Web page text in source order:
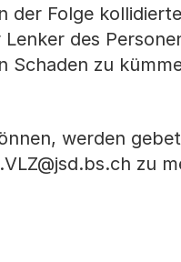
der Folge
des
Schaden zu
werden
zu